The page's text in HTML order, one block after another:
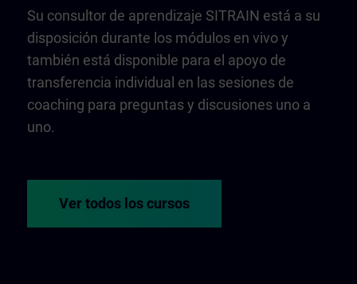
Su consultor de aprendizaje SITRAIN está a su
disposición durante los módulos en vivo y
también está disponible para el apoyo de
transferencia individual en las sesiones de
coaching para preguntas y discusiones uno a
uno.
Ver todos los cursos